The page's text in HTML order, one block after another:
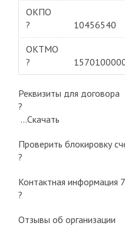
ОКПО
?
10456540
ОКТМО
?
Реквизиты для договора
?
…Скачать
Проверить блокировку
?
Контактная информация
?
Отзывы об организации